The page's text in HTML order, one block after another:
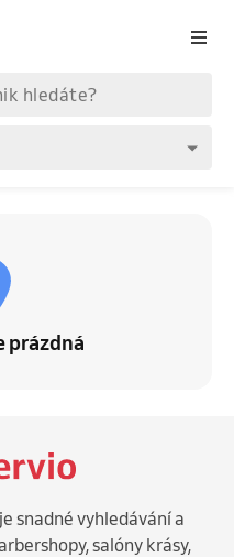
prázdná
snadné vyhledávání a
salóny krásy,